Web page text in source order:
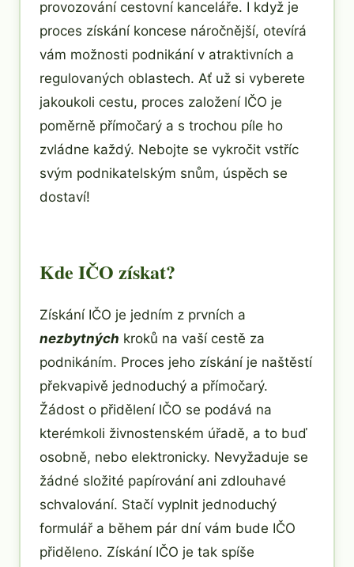
provozování cestovní kanceláře. I když je
proces získání koncese náročnější, otevírá
vám možnosti podnikání v atraktivních a
regulovaných oblastech. Ať už si vyberete
jakoukoli cestu, proces založení IČO je
poměrně přímočarý a s trochou píle ho
zvládne každý. Nebojte se vykročit vstříc
svým podnikatelským snům, úspěch se
dostaví!
Kde IČO získat?
Získání IČO je jedním z prvních a
nezbytných kroků na vaší cestě za
podnikáním. Proces jeho získání je naštěstí
překvapivě jednoduchý a přímočarý.
Žádost o přidělení IČO se podává na
kterémkoli živnostenském úřadě, a to buď
osobně, nebo elektronicky. Nevyžaduje se
žádné složité papírování ani zdlouhavé
schvalování. Stačí vyplnit jednoduchý
formulář a během pár dní vám bude IČO
přiděleno. Získání IČO je tak spíše